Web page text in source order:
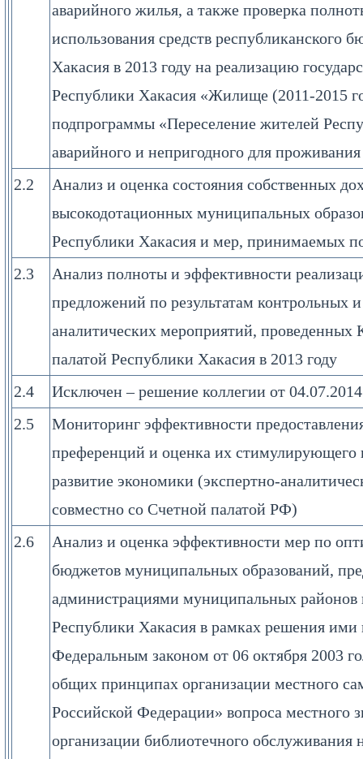
аварийного жилья, а также проверка
использования средств республиканского
Хакасия в 2013 году на реализацию
Республики Хакасия «Жилище (2011-2015
подпрограммы «Переселение жителей
аварийного и непригодного для
2.2
Анализ и оценка состояния собственных
высокодотационных муниципальных
Республики Хакасия и мер, принимаемых
2.3
Анализ полноты и эффективности
предложений по результатам контрольных
аналитических мероприятий, проведенных
палатой Республики Хакасия в 2013 году
2.4
Исключен – решение коллегии от
2.5
Мониторинг эффективности
преференций и оценка их стимулирующего
развитие экономики (экспертно-
совместно со Счетной палатой РФ)
2.6
Анализ и оценка эффективности мер по
бюджетов муниципальных образований,
администрациями муниципальных районов
Республики Хакасия в рамках решения ими
Федеральным законом от 06 октября 2003
общих принципах организации местного
Российской Федерации» вопроса местного
организации библиотечного обслуживания